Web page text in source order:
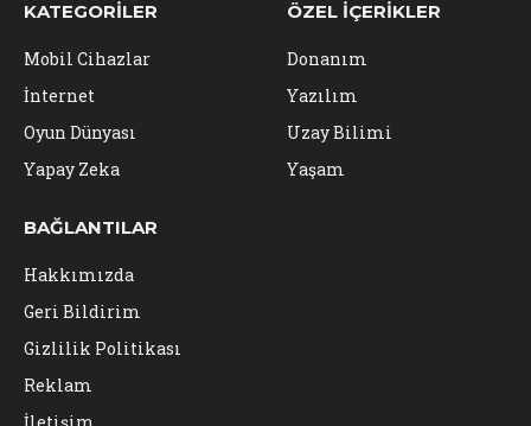
KATEGORILER
Mobil Cihazlar
İnternet
Oyun Dünyası
Yapay Zeka
ÖZEL İÇERIKLER
Donanım
Yazılım
Uzay Bilimi
Yaşam
BAĞLANTILAR
Hakkımızda
Geri Bildirim
Gizlilik Politikası
Reklam
İletişim